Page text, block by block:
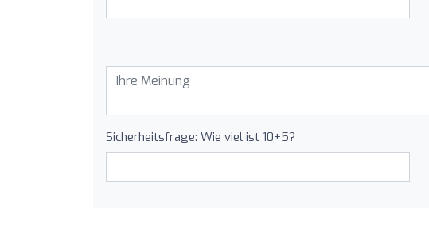
Sicherheitsfrage: Wie viel ist 10+5?